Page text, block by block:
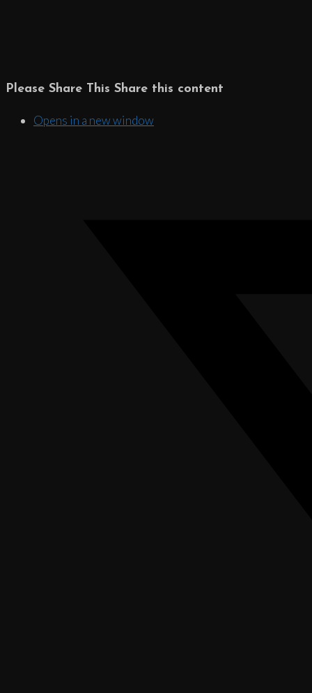
Please Share This Share this content
Opens in a new window